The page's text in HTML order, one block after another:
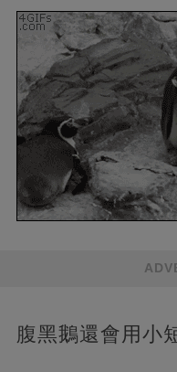
腹黑鵝還會用小